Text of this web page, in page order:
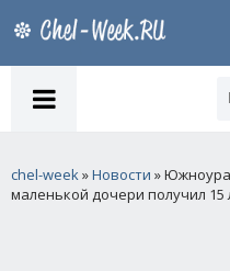
chel-week»Новости »
маленькой дочери получил 15